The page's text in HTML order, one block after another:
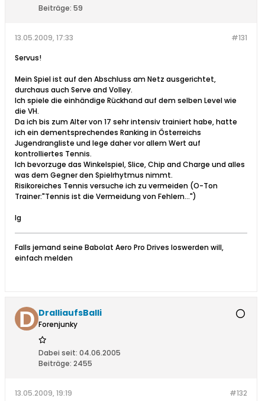
Beiträge: 59
#131
13.05.2009, 17:33
Servus!
Mein Spiel ist auf den Abschluss am Netz ausgerichtet,
durchaus auch Serve and Volley.
Ich spiele die einhändige Rückhand auf dem selben Level wie
die VH.
Da ich bis zum Alter von 17 sehr intensiv trainiert habe, hatte
ich ein dementsprechendes Ranking in Österreichs
Jugendrangliste und lege daher vor allem Wert auf
kontrolliertes Tennis.
Ich bevorzuge das Winkelspiel, Slice, Chip and Charge und alles
was dem Gegner den Spielrhytmus nimmt.
Risikoreiches Tennis versuche ich zu vermeiden (O-Ton
Trainer:"Tennis ist die Vermeidung von Fehlern...")
lg
Falls jemand seine Babolat Aero Pro Drives loswerden will,
einfach melden
DralliaufsBalli
Forenjunky
Dabei seit: 04.06.2005
Beiträge: 2455
#132
13.05.2009, 19:19